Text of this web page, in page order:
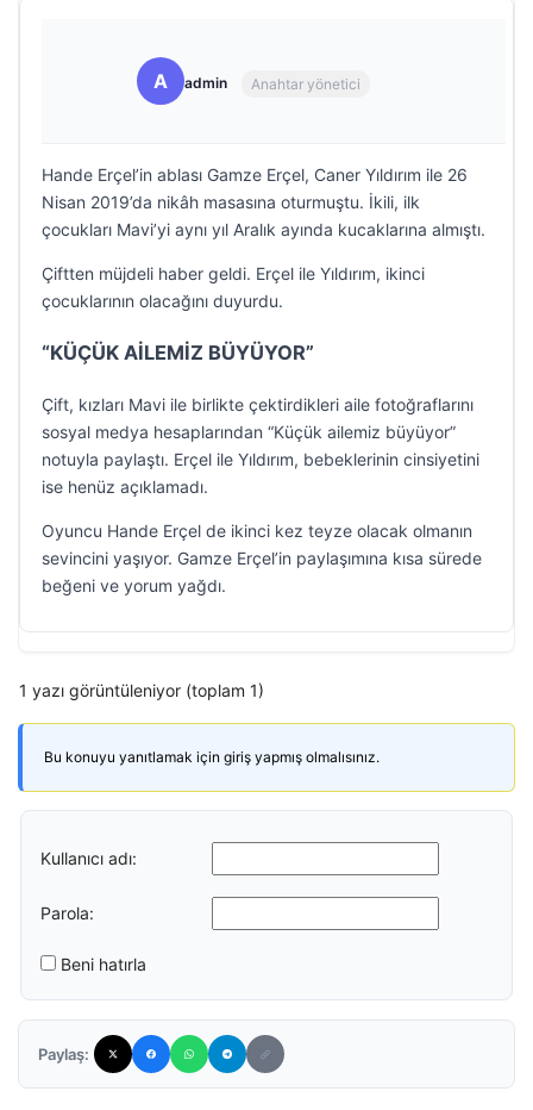
A admin Anahtar yönetici
Hande Erçel’in ablası Gamze Erçel, Caner Yıldırım ile 26
Nisan 2019’da nikâh masasına oturmuştu. İkili, ilk
çocukları Mavi’yi aynı yıl Aralık ayında kucaklarına almıştı.
Çiftten müjdeli haber geldi. Erçel ile Yıldırım, ikinci
çocuklarının olacağını duyurdu.
“KÜÇÜK AİLEMİZ BÜYÜYOR”
Çift, kızları Mavi ile birlikte çektirdikleri aile fotoğraflarını
sosyal medya hesaplarından “Küçük ailemiz büyüyor”
notuyla paylaştı. Erçel ile Yıldırım, bebeklerinin cinsiyetini
ise henüz açıklamadı.
Oyuncu Hande Erçel de ikinci kez teyze olacak olmanın
sevincini yaşıyor. Gamze Erçel’in paylaşımına kısa sürede
beğeni ve yorum yağdı.
1 yazı görüntüleniyor (toplam 1)
Bu konuyu yanıtlamak için giriş yapmış olmalısınız.
Kullanıcı adı:
Parola:
Beni hatırla
Paylaş: